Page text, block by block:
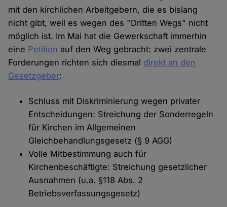
mit den kirchlichen Arbeitgebern, die es bislang
nicht gibt, weil es wegen des "Dritten Wegs" nicht
möglich ist. Im Mai hat die Gewerkschaft immerhin
eine Petition auf den Weg gebracht: zwei zentrale
Forderungen richten sich diesmal direkt an den
Gesetzgeber:
Schluss mit Diskriminierung wegen privater
Entscheidungen: Streichung der Sonderregeln
für Kirchen im Allgemeinen
Gleichbehandlungsgesetz (§ 9 AGG)
Volle Mitbestimmung auch für
Kirchenbeschäftigte: Streichung gesetzlicher
Ausnahmen (u.a. §118 Abs. 2
Betriebsverfassungsgesetz)